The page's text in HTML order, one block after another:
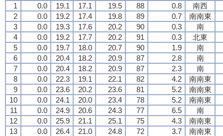
1
0.0 19.1 17.1 19.5 88 0.8
南西
2
0.0 19.2 17.4 19.8 89 0.7
南南東
3
0.0 19.3 17.6 20.2 90 0.3
南
4
0.0 19.2 17.7 20.2 91 0.3
北東
5
0.0 19.7 18.0 20.7 90 1.9
南
6
0.0 20.4 18.2 20.9 87 2.8
南
7
0.0 20.4 18.2 20.9 87 2.3
南
8
0.0 22.3 19.1 22.1 82 4.2
南南東
9
0.0 23.6 20.2 23.6 81 5.2
南南東
10
0.0 24.1 20.0 23.4 78 5.2
南南東
11
0.0 24.9 20.6 24.3 77 6.5
南
12
0.0 25.9 21.1 25.1 75 4.3
南南東
13
0.0 26.4 21.0 24.8 72 3.7
南南東